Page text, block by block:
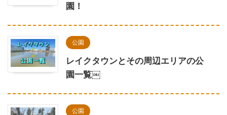
園！
公園
レイクタウンとその周辺エリアの公
園一覧￼
公園